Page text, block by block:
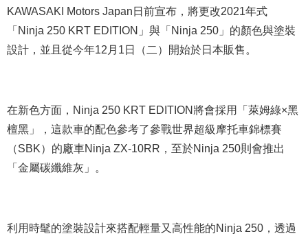
KAWASAKI Motors Japan日前宣布，將更改2021年式
「Ninja 250 KRT EDITION」與「Ninja 250」的顏色與塗裝
設計，並且從今年12月1日（二）開始於日本販售。
在新色方面，Ninja 250 KRT EDITION將會採用「萊姆綠×黑
檀黑」，這款車的配色參考了參戰世界超級摩托車錦標賽
（SBK）的廠車Ninja ZX-10RR，至於Ninja 250則會推出
「金屬碳纖維灰」。
利用時髦的塗裝設計來搭配輕量又高性能的Ninja 250，透過